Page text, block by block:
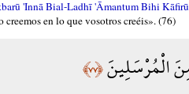
'Innā Bial-Ladhī 'Āmantum Bihi
en lo que vosotros creéis». (76)
الْمُرْسَلِينَ﴿٧٧﴾